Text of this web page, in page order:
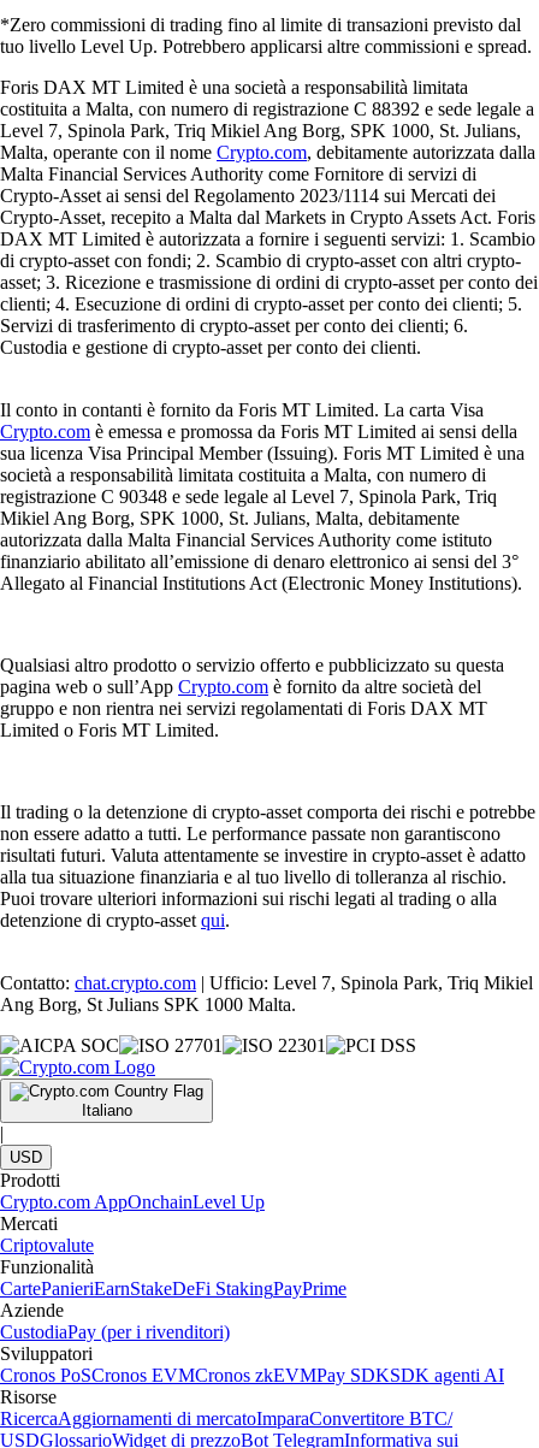
*Zero commissioni di trading fino al limite di transazioni previsto dal
tuo livello Level Up. Potrebbero applicarsi altre commissioni e spread.
Foris DAX MT Limited è una società a responsabilità limitata
costituita a Malta, con numero di registrazione C 88392 e sede legale a
Level 7, Spinola Park, Triq Mikiel Ang Borg, SPK 1000, St. Julians,
Malta, operante con il nome Crypto.com, debitamente autorizzata dalla
Malta Financial Services Authority come Fornitore di servizi di
Crypto-Asset ai sensi del Regolamento 2023/1114 sui Mercati dei
Crypto-Asset, recepito a Malta dal Markets in Crypto Assets Act. Foris
DAX MT Limited è autorizzata a fornire i seguenti servizi: 1. Scambio
di crypto-asset con fondi; 2. Scambio di crypto-asset con altri crypto-
asset; 3. Ricezione e trasmissione di ordini di crypto-asset per conto dei
clienti; 4. Esecuzione di ordini di crypto-asset per conto dei clienti; 5.
Servizi di trasferimento di crypto-asset per conto dei clienti; 6.
Custodia e gestione di crypto-asset per conto dei clienti.
Il conto in contanti è fornito da Foris MT Limited. La carta Visa
Crypto.com è emessa e promossa da Foris MT Limited ai sensi della
sua licenza Visa Principal Member (Issuing). Foris MT Limited è una
società a responsabilità limitata costituita a Malta, con numero di
registrazione C 90348 e sede legale al Level 7, Spinola Park, Triq
Mikiel Ang Borg, SPK 1000, St. Julians, Malta, debitamente
autorizzata dalla Malta Financial Services Authority come istituto
finanziario abilitato all’emissione di denaro elettronico ai sensi del 3°
Allegato al Financial Institutions Act (Electronic Money Institutions).
Qualsiasi altro prodotto o servizio offerto e pubblicizzato su questa
pagina web o sull’App Crypto.com è fornito da altre società del
gruppo e non rientra nei servizi regolamentati di Foris DAX MT
Limited o Foris MT Limited.
Il trading o la detenzione di crypto-asset comporta dei rischi e potrebbe
non essere adatto a tutti. Le performance passate non garantiscono
risultati futuri. Valuta attentamente se investire in crypto-asset è adatto
alla tua situazione finanziaria e al tuo livello di tolleranza al rischio.
Puoi trovare ulteriori informazioni sui rischi legati al trading o alla
detenzione di crypto-asset qui.
Contatto: chat.crypto.com | Ufficio: Level 7, Spinola Park, Triq Mikiel
Ang Borg, St Julians SPK 1000 Malta.
Italiano
|
USD
Prodotti
Crypto.com AppOnchainLevel Up
Mercati
Criptovalute
Funzionalità
CartePanieriEarnStakeDeFi StakingPayPrime
Aziende
CustodiaPay (per i rivenditori)
Sviluppatori
Cronos PoSCronos EVMCronos zkEVMPay SDKSDK agenti AI
Risorse
RicercaAggiornamenti di mercatoImparaConvertitore BTC/
USDGlossarioWidget di prezzoBot TelegramInformativa sui